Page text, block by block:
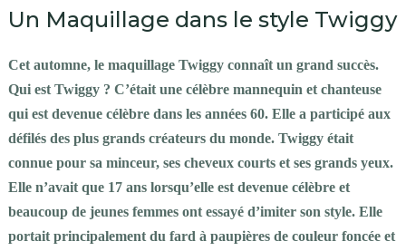
Un Maquillage dans le style Twiggy
Cet automne, le maquillage Twiggy connaît un grand succès.
Qui est Twiggy ? C’était une célèbre mannequin et chanteuse
qui est devenue célèbre dans les années 60. Elle a participé aux
défilés des plus grands créateurs du monde. Twiggy était
connue pour sa minceur, ses cheveux courts et ses grands yeux.
Elle n’avait que 17 ans lorsqu’elle est devenue célèbre et
beaucoup de jeunes femmes ont essayé d’imiter son style. Elle
portait principalement du fard à paupières de couleur foncée et